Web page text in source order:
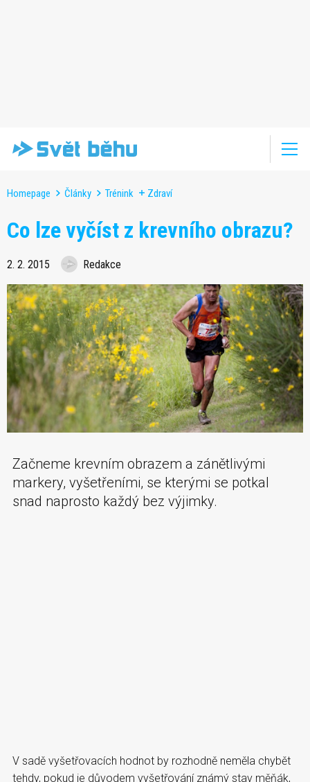
Homepage Články Trénink Zdraví
Co lze vyčíst z krevního obrazu?
2. 2. 2015 Redakce
Začneme krevním obrazem a zánětlivými
markery, vyšetřeními, se kterými se potkal
snad naprosto každý bez výjimky.
V sadě vyšetřovacích hodnot by rozhodně neměla chybět
tehdy, pokud je důvodem vyšetřování známý stav měňák,